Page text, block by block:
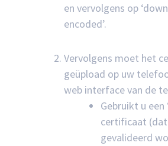
en vervolgens op
encoded’.
Vervolgens moet het
geüpload op uw
web interface van de
Gebruikt u een
certificaat
gevalideerd